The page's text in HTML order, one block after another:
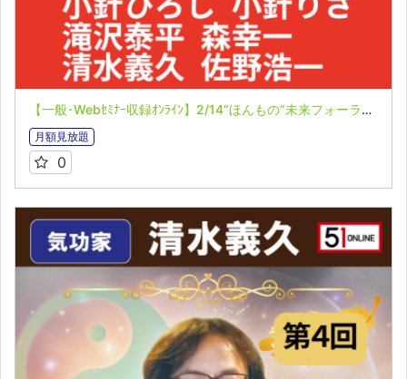
【一般･Webｾﾐﾅｰ収録ｵﾝﾗｲﾝ】2/14“ほんもの”未来フォーラム２０２６ー未来へのヒントー
月額見放題
0